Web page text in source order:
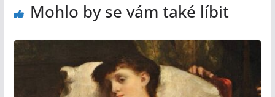
Mohlo by se vám také líbit